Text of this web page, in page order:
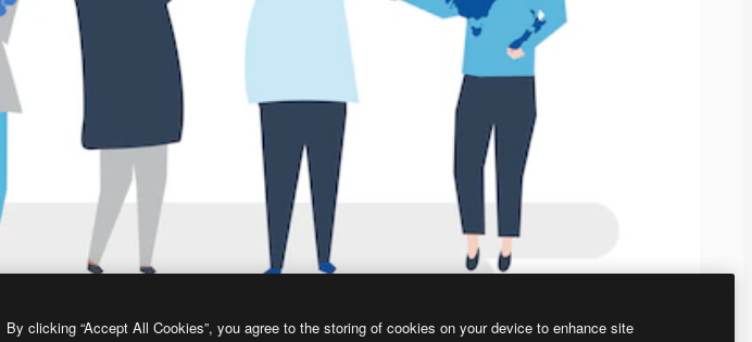
By clicking “Accept All Cookies”, you agree to the storing of cookies on your device to enhance site